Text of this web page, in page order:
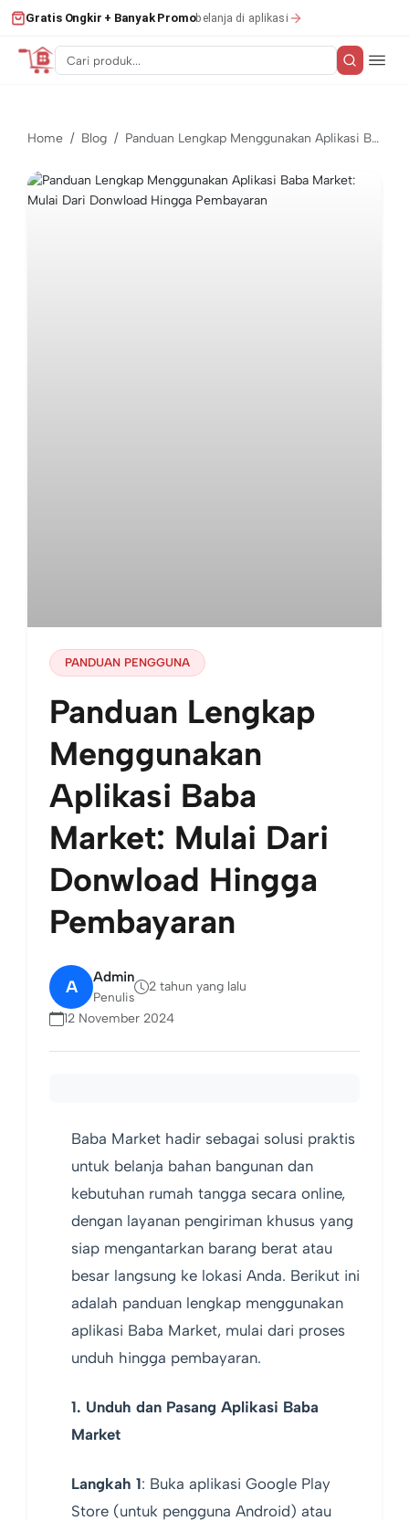
Gratis Ongkir + Banyak Promobelanja di aplikasi
Home Blog Panduan Lengkap Menggunakan Aplikasi Baba Market: Mulai Dari Donwload Hingga Pembayaran
PANDUAN PENGGUNA
Panduan Lengkap
Menggunakan
Aplikasi Baba
Market: Mulai Dari
Donwload Hingga
Pembayaran
A Admin
Penulis
2 tahun yang lalu
12 November 2024
Baba Market hadir sebagai solusi praktis
untuk belanja bahan bangunan dan
kebutuhan rumah tangga secara online,
dengan layanan pengiriman khusus yang
siap mengantarkan barang berat atau
besar langsung ke lokasi Anda. Berikut ini
adalah panduan lengkap menggunakan
aplikasi Baba Market, mulai dari proses
unduh hingga pembayaran.
1. Unduh dan Pasang Aplikasi Baba
Market
Langkah 1: Buka aplikasi Google Play
Store (untuk pengguna Android) atau